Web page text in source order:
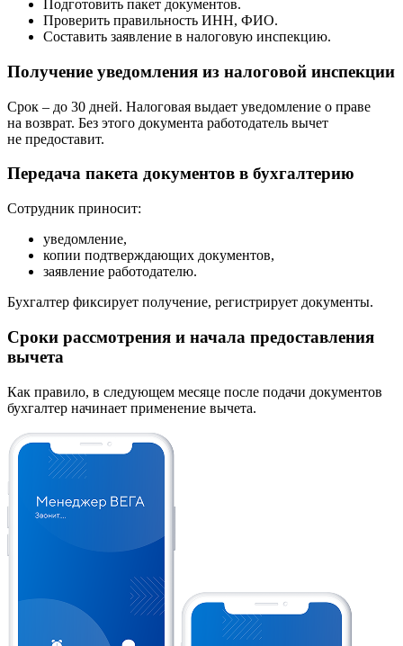
Подготовить пакет документов.
Проверить правильность ИНН, ФИО.
Составить заявление в налоговую инспекцию.
Получение уведомления из налоговой инспекции
Срок – до 30 дней. Налоговая выдает уведомление о праве
на возврат. Без этого документа работодатель вычет
не предоставит.
Передача пакета документов в бухгалтерию
Сотрудник приносит:
уведомление,
копии подтверждающих документов,
заявление работодателю.
Бухгалтер фиксирует получение, регистрирует документы.
Сроки рассмотрения и начала предоставления
вычета
Как правило, в следующем месяце после подачи документов
бухгалтер начинает применение вычета.